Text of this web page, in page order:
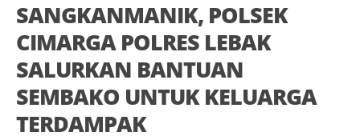
SANGKANMANIK, POLSEK
CIMARGA POLRES LEBAK
SALURKAN BANTUAN
SEMBAKO UNTUK KELUARGA
TERDAMPAK